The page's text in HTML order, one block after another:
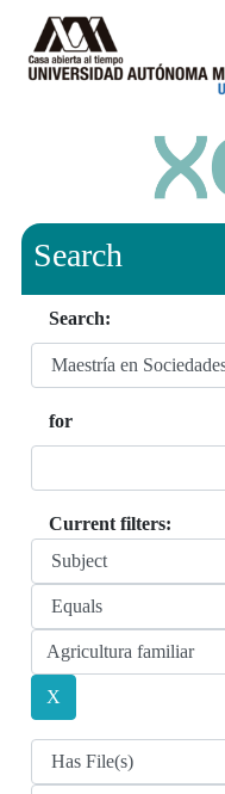
Search
Search:
for
Current filters: